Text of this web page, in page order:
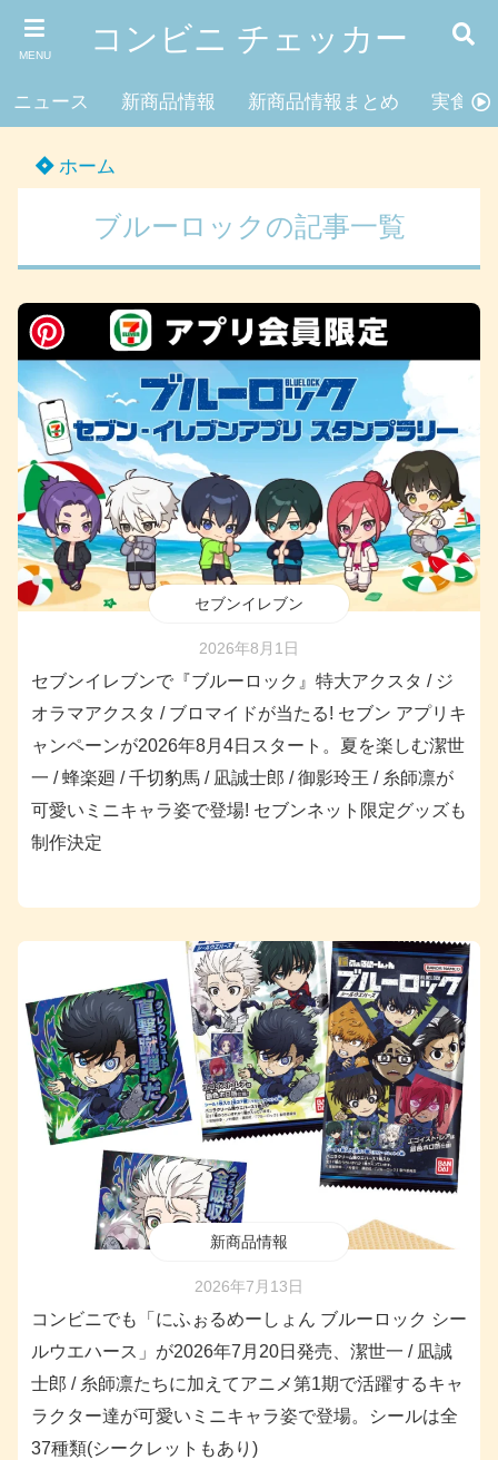
MENU コンビニ チェッカー
ニュース 新商品情報 新商品情報まとめ 実食レ
ホーム
ブルーロックの記事一覧
セブンイレブン
2026年8月1日
セブンイレブンで『ブルーロック』特大アクスタ / ジ
オラマアクスタ / ブロマイドが当たる! セブン アプリキ
ャンペーンが2026年8月4日スタート。夏を楽しむ潔世
一 / 蜂楽廻 / 千切豹馬 / 凪誠士郎 / 御影玲王 / 糸師凛が
可愛いミニキャラ姿で登場! セブンネット限定グッズも
制作決定
新商品情報
2026年7月13日
コンビニでも「にふぉるめーしょん ブルーロック シー
ルウエハース」が2026年7月20日発売、潔世一 / 凪誠
士郎 / 糸師凛たちに加えてアニメ第1期で活躍するキャ
ラクター達が可愛いミニキャラ姿で登場。シールは全
37種類(シークレットもあり)